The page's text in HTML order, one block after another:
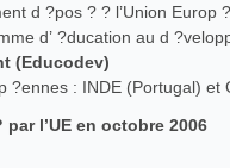
d ?pos ? ? l’Union Europ
d’ ?ducation au d
(Educodev)
?ennes : INDE (Portugal) et
l’UE en octobre 2006